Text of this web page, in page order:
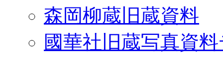
森岡柳蔵旧蔵資料
國華社旧蔵写真資